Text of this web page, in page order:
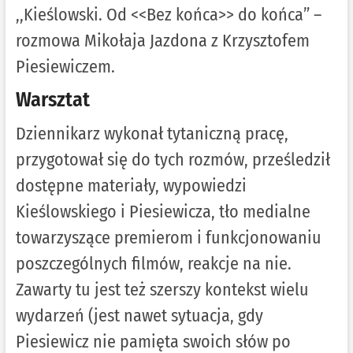
,,Kieślowski. Od <<Bez końca>> do końca” –
rozmowa Mikołaja Jazdona z Krzysztofem
Piesiewiczem.
Warsztat
Dziennikarz wykonał tytaniczną pracę,
przygotował się do tych rozmów, prześledził
dostępne materiały, wypowiedzi
Kieślowskiego i Piesiewicza, tło medialne
towarzyszące premierom i funkcjonowaniu
poszczególnych filmów, reakcje na nie.
Zawarty tu jest też szerszy kontekst wielu
wydarzeń (jest nawet sytuacja, gdy
Piesiewicz nie pamięta swoich słów po